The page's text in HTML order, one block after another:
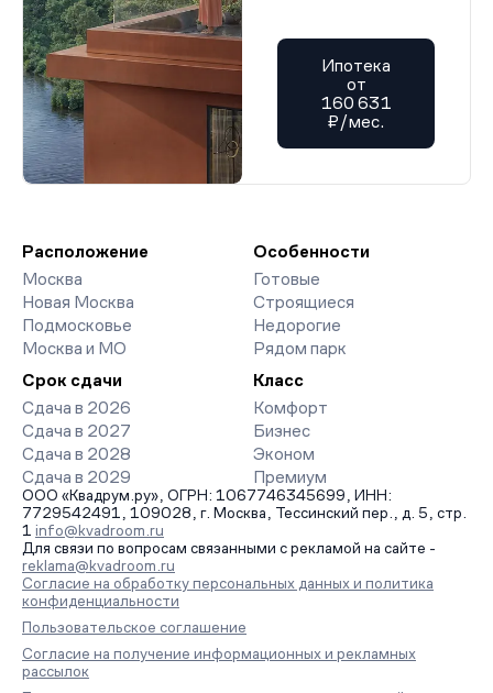
Ипотека
от
160 631
₽/мес.
Расположение
Москва
Новая Москва
Подмосковье
Москва и МО
Особенности
Готовые
Строящиеся
Недорогие
Рядом парк
Срок сдачи
Сдача в 2026
Сдача в 2027
Сдача в 2028
Сдача в 2029
Класс
Комфорт
Бизнес
Эконом
Премиум
ООО «Квадрум.ру», ОГРН: 1067746345699, ИНН:
7729542491, 109028, г. Москва, Тессинский пер., д. 5, стр.
1 info@kvadroom.ru
Для связи по вопросам связанными с рекламой на сайте -
reklama@kvadroom.ru
Согласие на обработку персональных данных и политика
конфиденциальности
Пользовательское соглашение
Согласие на получение информационных и рекламных
рассылок